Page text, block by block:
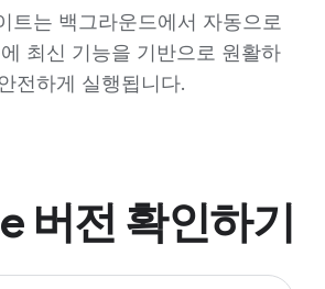
트는 백그라운드에서 자동으로
최신 기능을 기반으로 원활하
전하게 실행됩니다.
버전 확인하기